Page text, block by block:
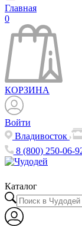
Главная
0
КОРЗИНА
Войти
Владивосток
8 (800) 250-06-
Каталог